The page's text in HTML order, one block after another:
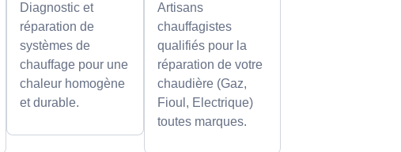
Diagnostic et
réparation de
systèmes de
chauffage pour une
chaleur homogène
et durable.
Artisans
chauffagistes
qualifiés pour la
réparation de votre
chaudière (Gaz,
Fioul, Electrique)
toutes marques.